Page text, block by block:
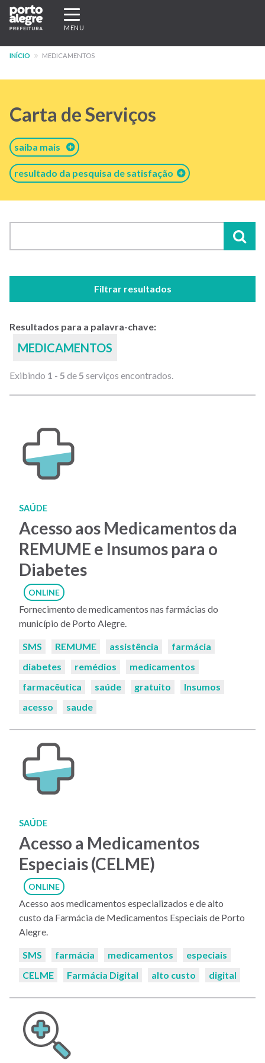
Pular
para
conteúdo
Expandir/recolher
navegação
MENU
INÍCIO MEDICAMENTOS
Carta de Serviços
saiba mais
resultado da pesquisa de satisfação
Filtrar resultados
Resultados para a palavra-chave:
MEDICAMENTOS
Exibindo 1 - 5 de5 serviços encontrados.
SAÚDE
Acesso aos Medicamentos da
REMUME e Insumos para o
Diabetes
ONLINE
Fornecimento de medicamentos nas farmácias do
município de Porto Alegre.
Palavras-
SMS REMUME assistência
farmácia
diabetes
remédios
medicamentos
farmacêutica
saúde gratuito
Insumos
acesso
saude
SAÚDE
Acesso a Medicamentos
Especiais (CELME)
ONLINE
Acesso aos medicamentos especializados e de alto
custo da Farmácia de Medicamentos Especiais de Porto
Alegre.
Palavras-
SMS farmácia medicamentos
especiais
CELME
Farmácia Digital alto custo digital